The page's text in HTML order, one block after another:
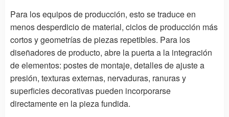
Para los equipos de producción, esto se traduce en
menos desperdicio de material, ciclos de producción más
cortos y geometrías de piezas repetibles. Para los
diseñadores de producto, abre la puerta a la integración
de elementos: postes de montaje, detalles de ajuste a
presión, texturas externas, nervaduras, ranuras y
superficies decorativas pueden incorporarse
directamente en la pieza fundida.